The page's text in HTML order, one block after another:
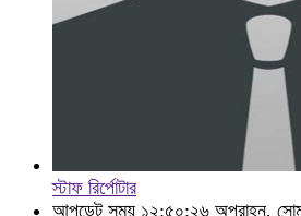
স্টাফ রির্পোটার
আপডেট সময় ১২:৫০:২৬ অপরাহ্ন,